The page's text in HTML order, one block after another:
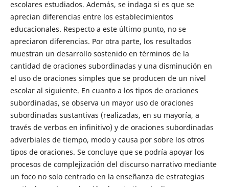
escolares estudiados. Además, se indaga si es que se
aprecian diferencias entre los establecimientos
educacionales. Respecto a este último punto, no se
apreciaron diferencias. Por otra parte, los resultados
muestran un desarrollo sostenido en términos de la
cantidad de oraciones subordinadas y una disminución en
el uso de oraciones simples que se producen de un nivel
escolar al siguiente. En cuanto a los tipos de oraciones
subordinadas, se observa un mayor uso de oraciones
subordinadas sustantivas (realizadas, en su mayoría, a
través de verbos en infinitivo) y de oraciones subordinadas
adverbiales de tiempo, modo y causa por sobre los otros
tipos de oraciones. Se concluye que se podría apoyar los
procesos de complejización del discurso narrativo mediante
un foco no solo centrado en la enseñanza de estrategias